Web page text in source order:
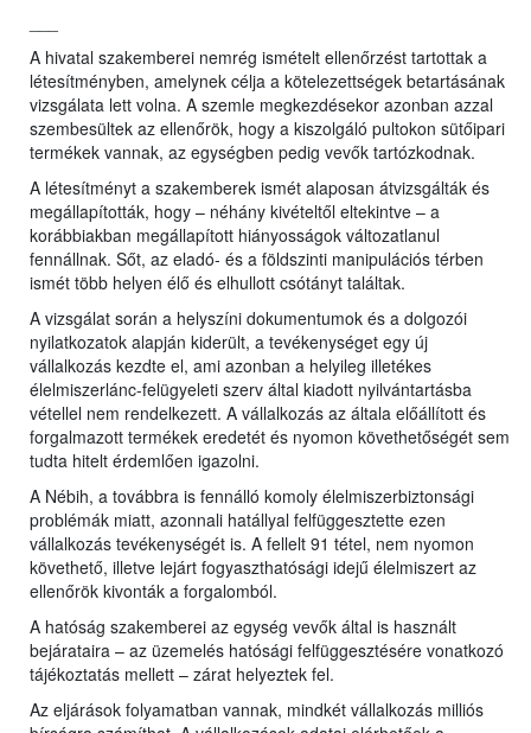
A hivatal szakemberei nemrég ismételt ellenőrzést tartottak a
létesítményben, amelynek célja a kötelezettségek betartásának
vizsgálata lett volna. A szemle megkezdésekor azonban azzal
szembesültek az ellenőrök, hogy a kiszolgáló pultokon sütőipari
termékek vannak, az egységben pedig vevők tartózkodnak.
A létesítményt a szakemberek ismét alaposan átvizsgálták és
megállapították, hogy – néhány kivételtől eltekintve – a
korábbiakban megállapított hiányosságok változatlanul
fennállnak. Sőt, az eladó- és a földszinti manipulációs térben
ismét több helyen élő és elhullott csótányt találtak.
A vizsgálat során a helyszíni dokumentumok és a dolgozói
nyilatkozatok alapján kiderült, a tevékenységet egy új
vállalkozás kezdte el, ami azonban a helyileg illetékes
élelmiszerlánc-felügyeleti szerv által kiadott nyilvántartásba
vétellel nem rendelkezett. A vállalkozás az általa előállított és
forgalmazott termékek eredetét és nyomon követhetőségét sem
tudta hitelt érdemlően igazolni.
A Nébih, a továbbra is fennálló komoly élelmiszerbiztonsági
problémák miatt, azonnali hatállyal felfüggesztette ezen
vállalkozás tevékenységét is. A fellelt 91 tétel, nem nyomon
követhető, illetve lejárt fogyaszthatósági idejű élelmiszert az
ellenőrök kivonták a forgalomból.
A hatóság szakemberei az egység vevők által is használt
bejárataira – az üzemelés hatósági felfüggesztésére vonatkozó
tájékoztatás mellett – zárat helyeztek fel.
Az eljárások folyamatban vannak, mindkét vállalkozás milliós